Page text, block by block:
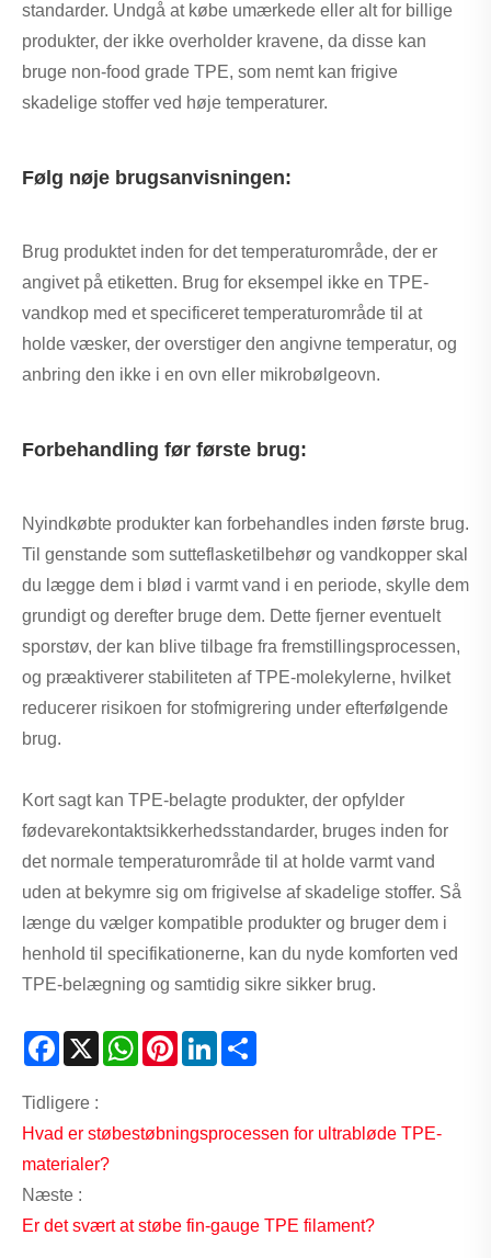
standarder. Undgå at købe umærkede eller alt for billige
produkter, der ikke overholder kravene, da disse kan
bruge non-food grade TPE, som nemt kan frigive
skadelige stoffer ved høje temperaturer.
Følg nøje brugsanvisningen:
Brug produktet inden for det temperaturområde, der er
angivet på etiketten. Brug for eksempel ikke en TPE-
vandkop med et specificeret temperaturområde til at
holde væsker, der overstiger den angivne temperatur, og
anbring den ikke i en ovn eller mikrobølgeovn.
Forbehandling før første brug:
Nyindkøbte produkter kan forbehandles inden første brug.
Til genstande som sutteflasketilbehør og vandkopper skal
du lægge dem i blød i varmt vand i en periode, skylle dem
grundigt og derefter bruge dem. Dette fjerner eventuelt
sporstøv, der kan blive tilbage fra fremstillingsprocessen,
og præaktiverer stabiliteten af ​​TPE-molekylerne, hvilket
reducerer risikoen for stofmigrering under efterfølgende
brug.
Kort sagt kan TPE-belagte produkter, der opfylder
fødevarekontaktsikkerhedsstandarder, bruges inden for
det normale temperaturområde til at holde varmt vand
uden at bekymre sig om frigivelse af skadelige stoffer. Så
længe du vælger kompatible produkter og bruger dem i
henhold til specifikationerne, kan du nyde komforten ved
TPE-belægning og samtidig sikre sikker brug.
Facebook
X WhatsAppPinterestLinkedIn
Tidligere :
Hvad er støbestøbningsprocessen for ultrabløde TPE-
materialer?
Næste :
Er det svært at støbe fin-gauge TPE filament?